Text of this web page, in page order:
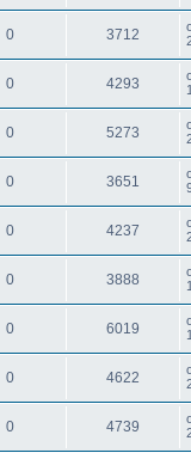
0 3712
0 4293
0 5273
0 3651
0 4237
0 3888
0 6019
0 4622
0 4739